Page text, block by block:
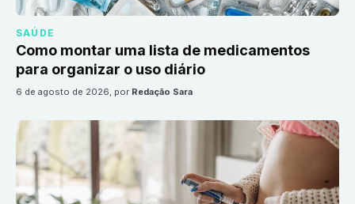
SAÚDE
Como montar uma lista de medicamentos
para organizar o uso diário
6 de agosto de 2026, por Redação Sara